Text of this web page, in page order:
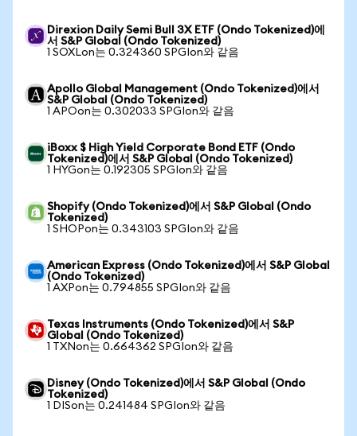
Direxion Daily Semi Bull 3X ETF (Ondo Tokenized)에
서 S&P Global (Ondo Tokenized)
1 SOXLon는 0.324360 SPGIon와 같음
Apollo Global Management (Ondo Tokenized)에서
S&P Global (Ondo Tokenized)
1 APOon는 0.302033 SPGIon와 같음
iBoxx $ High Yield Corporate Bond ETF (Ondo
Tokenized)에서 S&P Global (Ondo Tokenized)
1 HYGon는 0.192305 SPGIon와 같음
Shopify (Ondo Tokenized)에서 S&P Global (Ondo
Tokenized)
1 SHOPon는 0.343103 SPGIon와 같음
American Express (Ondo Tokenized)에서 S&P Global
(Ondo Tokenized)
1 AXPon는 0.794855 SPGIon와 같음
Texas Instruments (Ondo Tokenized)에서 S&P
Global (Ondo Tokenized)
1 TXNon는 0.664362 SPGIon와 같음
Disney (Ondo Tokenized)에서 S&P Global (Ondo
Tokenized)
1 DISon는 0.241484 SPGIon와 같음